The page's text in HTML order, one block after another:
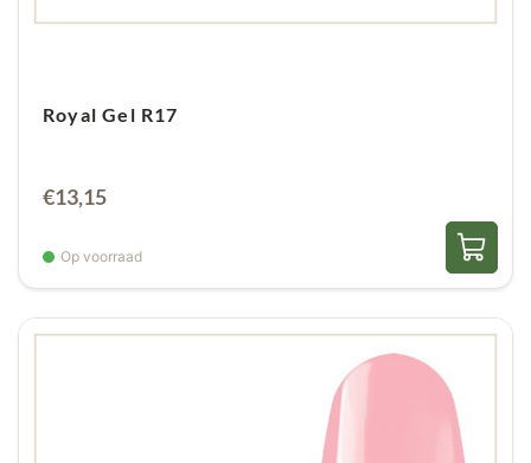
Royal Gel R17
€13,15
Op voorraad